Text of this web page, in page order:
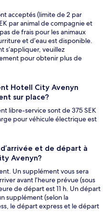
acceptés (limite de 2 par
par animal de compagnie et
de frais pour les animaux
et d’eau est disponible.
s’appliquer, veuillez
pour obtenir plus de
Hotell City Avenyn
sur place?
libre-service sont de 375 SEK
pour véhicule électrique est
et de départ à
Avenyn?
Un supplément vous sera
avant l’heure prévue (sous
de départ est 11 h. Un départ
supplément (selon la
le départ express et le départ